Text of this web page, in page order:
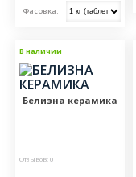
Фасовка:
В наличии
Белизна керамика
Отзывов: 0